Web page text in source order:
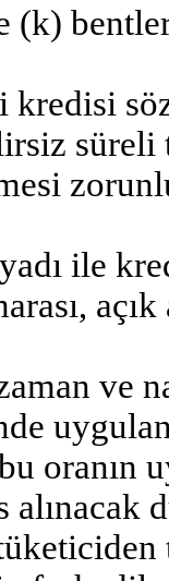
(k)
süreli
ile
ve
oranın